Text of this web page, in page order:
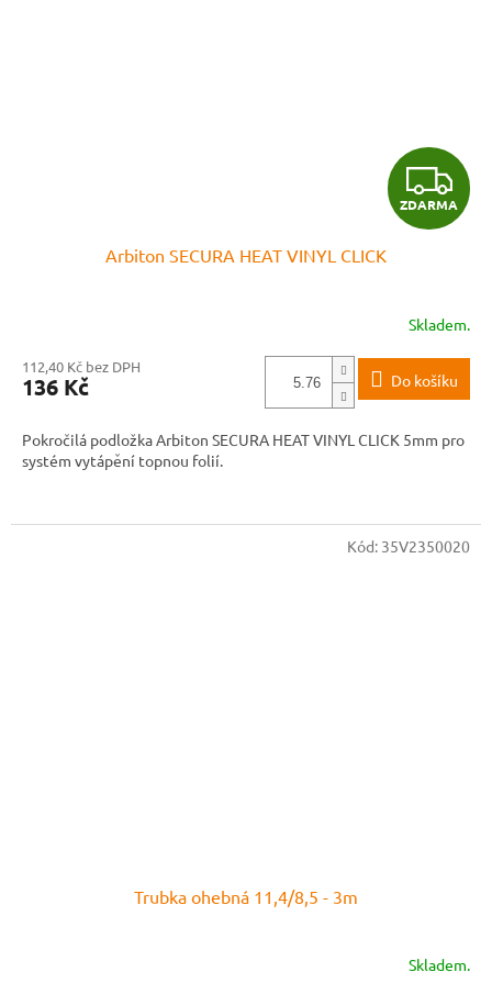
Z
D
R
M
A
ZDARMA
Arbiton SECURA HEAT VINYL CLICK
Skladem.
112,40 Kč bez DPH
136 Kč Do košíku
Pokročilá podložka Arbiton SECURA HEAT VINYL CLICK 5mm pro
systém vytápění topnou folií.
Trubka ohebná 11,4/8,5 - 3m
Skladem.
Kód: 35V2350020